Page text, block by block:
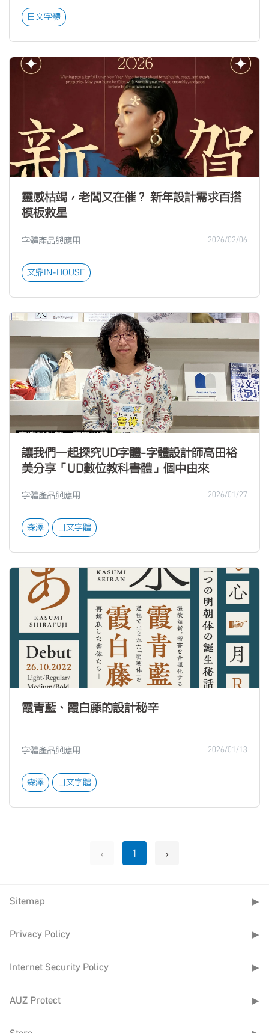
日文字體
靈感枯竭，老闆又在催？ 新年設計需求百搭
模板救星
字體產品與應用 2026/02/06
文鼎IN-HOUSE
讓我們一起探究UD字體-字體設計師高田裕
美分享「UD數位教科書體」個中由來
字體產品與應用 2026/01/27
森澤 日文字體
霞青藍、霞白藤的設計秘辛
字體產品與應用 2026/01/13
森澤 日文字體
‹ 1 ›
Sitemap ▶
Privacy Policy ▶
Internet Security Policy ▶
AUZ Protect ▶